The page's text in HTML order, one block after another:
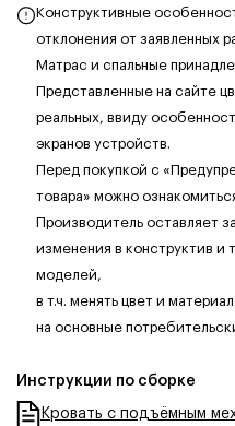
Конструктивные
отклонения от заявленных
Матрас и спальные
Представленные на сайте
реальных, ввиду
экранов устройств.
Перед покупкой с
товара» можно
Производитель оставляет
изменения в конструктив и
моделей,
в т.ч. менять цвет и
на основные
Инструкции по сборке
Кровать с подъёмным